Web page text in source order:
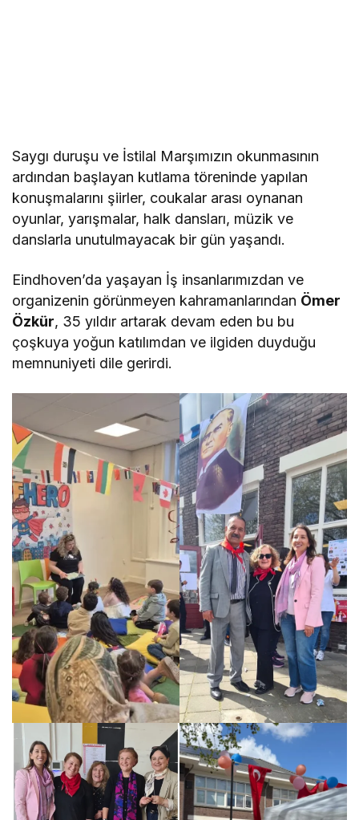
Saygı duruşu ve İstilal Marşımızın okunmasının
ardından başlayan kutlama töreninde yapılan
konuşmalarını şiirler, coukalar arası oynanan
oyunlar, yarışmalar, halk dansları, müzik ve
danslarla unutulmayacak bir gün yaşandı.
Eindhoven’da yaşayan İş insanlarımızdan ve
organizenin görünmeyen kahramanlarından Ömer
Özkür, 35 yıldır artarak devam eden bu bu
çoşkuya yoğun katılımdan ve ilgiden duyduğu
memnuniyeti dile gerirdi.